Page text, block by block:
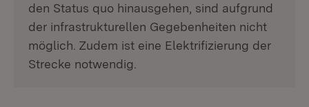
den Status quo hinausgehen, sind aufgrund
der infrastrukturellen Gegebenheiten nicht
möglich. Zudem ist eine Elektrifizierung der
Strecke notwendig.